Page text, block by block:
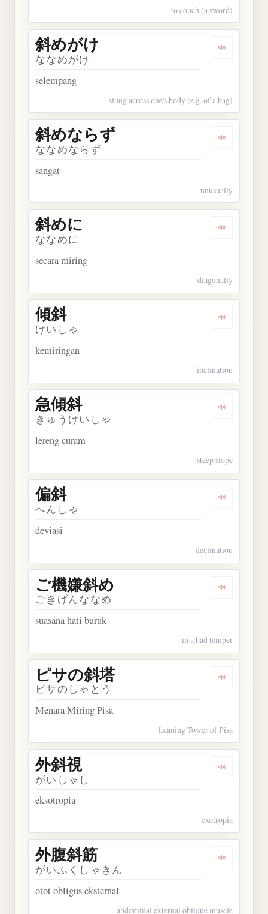
to couch (a sword)
Dengarkan
斜めがけ
ななめがけ
selempang
slung across one's body (e.g. of a bag)
Dengarkan
斜めならず
ななめならず
sangat
unusually
Dengarkan
斜めに
ななめに
secara miring
diagonally
Dengarkan
傾斜
けいしゃ
kemiringan
inclination
Dengarkan
急傾斜
きゅうけいしゃ
lereng curam
steep slope
Dengarkan
偏斜
へんしゃ
deviasi
declination
Dengarkan
ご機嫌斜め
ごきげんななめ
suasana hati buruk
in a bad temper
Dengarkan
ピサの斜塔
ピサのしゃとう
Menara Miring Pisa
Leaning Tower of Pisa
Dengarkan
外斜視
がいしゃし
eksotropia
exotropia
Dengarkan
外腹斜筋
がいふくしゃきん
otot obligus eksternal
abdominal external oblique muscle